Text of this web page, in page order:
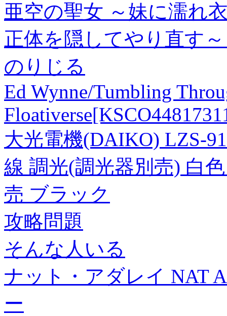
亜空の聖女 ～妹に濡れ
正体を隠してやり直す
のりじる
Ed Wynne/Tumbling
Floativerse
大光電機(DAIKO) LZS-
線 調光(調光器別売) 白
売 ブラック
攻略問題
そんな人いる
ナット・アダレイ NAT
ー